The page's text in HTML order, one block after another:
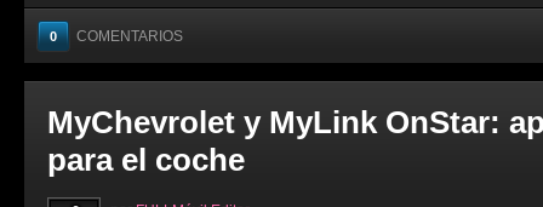
0 COMENTARIOS
MyChevrolet y MyLink OnStar:
para el coche